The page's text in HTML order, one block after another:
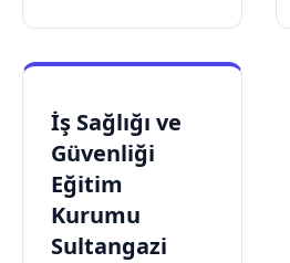
İş Sağlığı ve
Güvenliği
Eğitim
Kurumu
Sultangazi